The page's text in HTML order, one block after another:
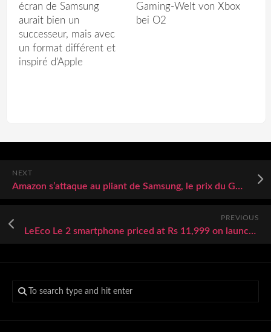
écran de Samsung
aurait bien un
successeur, mais avec
un format différent et
inspiré d’Apple
Gaming-Welt von Xbox
bei O2
NEXT
Amazon s’attaque au pliant de Samsung, le prix du Galaxy Z Flip7 s’écroule sans pitié
PREVIOUS
LeEco Le 2 smartphone priced at Rs 11,999 on launch; check out the top 5 features